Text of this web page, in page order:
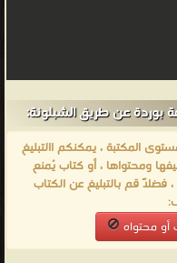
عن طريق الشبلونة:
المكتبة ، يمكنكم االتبليغ
ومحتواها ، أو كتاب يُمنع
قم بالتبليغ عن الكتاب
أو محتواه